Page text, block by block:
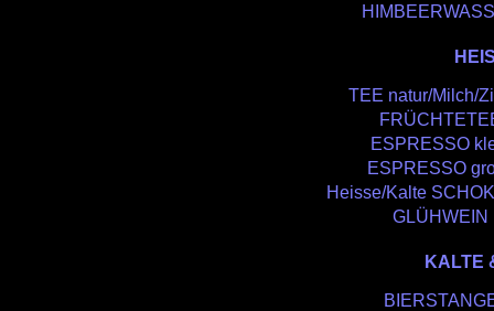
TEE natur/Milch/
ESPRESSO
ESPRESSO
Heisse/Kalte
GLÜHWEIN
KALTE